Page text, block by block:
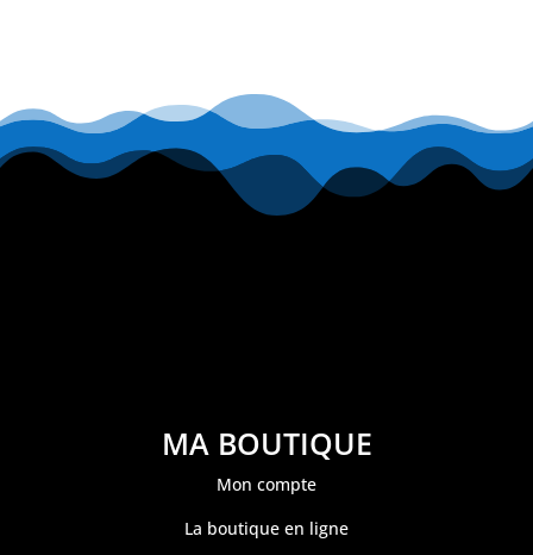
MA BOUTIQUE
Mon compte
La boutique en ligne